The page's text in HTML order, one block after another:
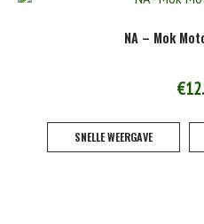
NA – Mok
€
SNELLE WEERGAVE